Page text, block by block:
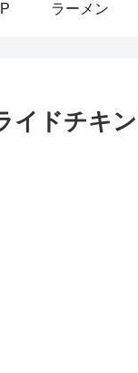
ラーメン
イドチキ